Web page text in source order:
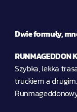
Dwie formuły,
RUNMAGEDDON
Szybka, lekka
truckiem a